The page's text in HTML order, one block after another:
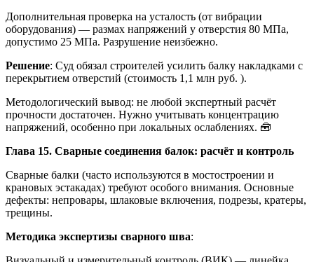
Дополнительная проверка на усталость (от вибрации
оборудования) — размах напряжений у отверстия 80 МПа,
допустимо 25 МПа. Разрушение неизбежно.
Решение: Суд обязал строителей усилить балку накладками с
перекрытием отверстий (стоимость 1,1 млн руб. ).
Методологический вывод: не любой экспертный расчёт
прочности достаточен. Нужно учитывать концентрацию
напряжений, особенно при локальных ослаблениях. 🧰
Глава 15. Сварные соединения балок: расчёт и контроль
Сварные балки (часто используются в мостостроении и
крановых эстакадах) требуют особого внимания. Основные
дефекты: непровары, шлаковые включения, подрезы, кратеры,
трещины.
Методика экспертизы сварного шва: